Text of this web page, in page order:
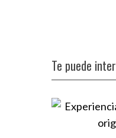
Te puede